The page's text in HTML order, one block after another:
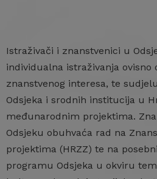
Istraživači i znanstvenici u
individualna istraživanja ovisno
znanstvenog interesa, te
Odsjeka i srodnih institucija u
međunarodnim projektima.
Odsjeku obuhvaća rad na
projektima (HRZZ) te na
programu Odsjeka u okviru